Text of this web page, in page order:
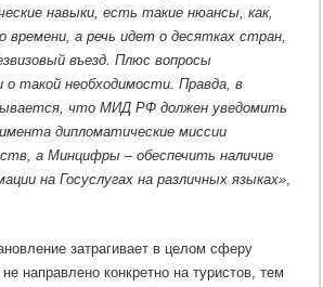
навыки, есть такие нюансы, как,
времени, а речь идет о десятках стран,
въезд. Плюс вопросы
о такой необходимости. Правда, в
что МИД РФ должен уведомить
дипломатические миссии
а Минцифры – обеспечить наличие
на Госуслугах на различных языках»,
затрагивает в целом сферу
направлено конкретно на туристов, тем